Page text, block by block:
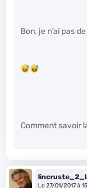
Bon, je n’ai pas
Comment savoir
Le 27/01/2017 à